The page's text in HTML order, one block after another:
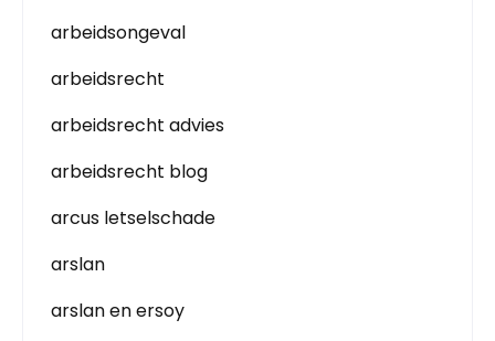
arbeidsongeval
arbeidsrecht
arbeidsrecht advies
arbeidsrecht blog
arcus letselschade
arslan
arslan en ersoy